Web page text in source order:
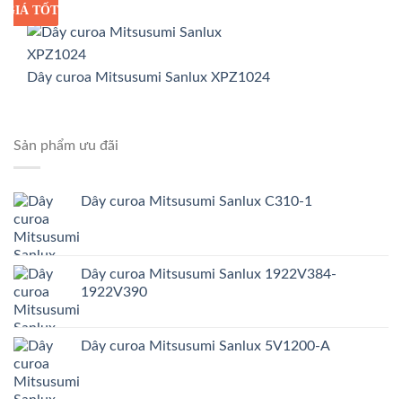
GIÁ SỈ
GIÁ TỐT
Dây curoa Mitsusumi Sanlux XPZ1024
Sản phẩm ưu đãi
Dây curoa Mitsusumi Sanlux C310-1
Dây curoa Mitsusumi Sanlux 1922V384-
1922V390
Dây curoa Mitsusumi Sanlux 5V1200-A